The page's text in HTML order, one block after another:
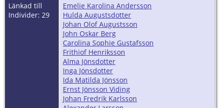
Länkad till
Individer: 29
Emelie Karolina Andersson
Hulda Augustsdotter
Johan Olof Augustsson
John Oskar Berg
Carolina Sophie Gustafsson
Frithiof Henriksson
Alma Jönsdotter
Inga Jönsdotter
Ida Matilda Jönsson
Ernst Jönsson Viding
Johan Fredrik Karlsson